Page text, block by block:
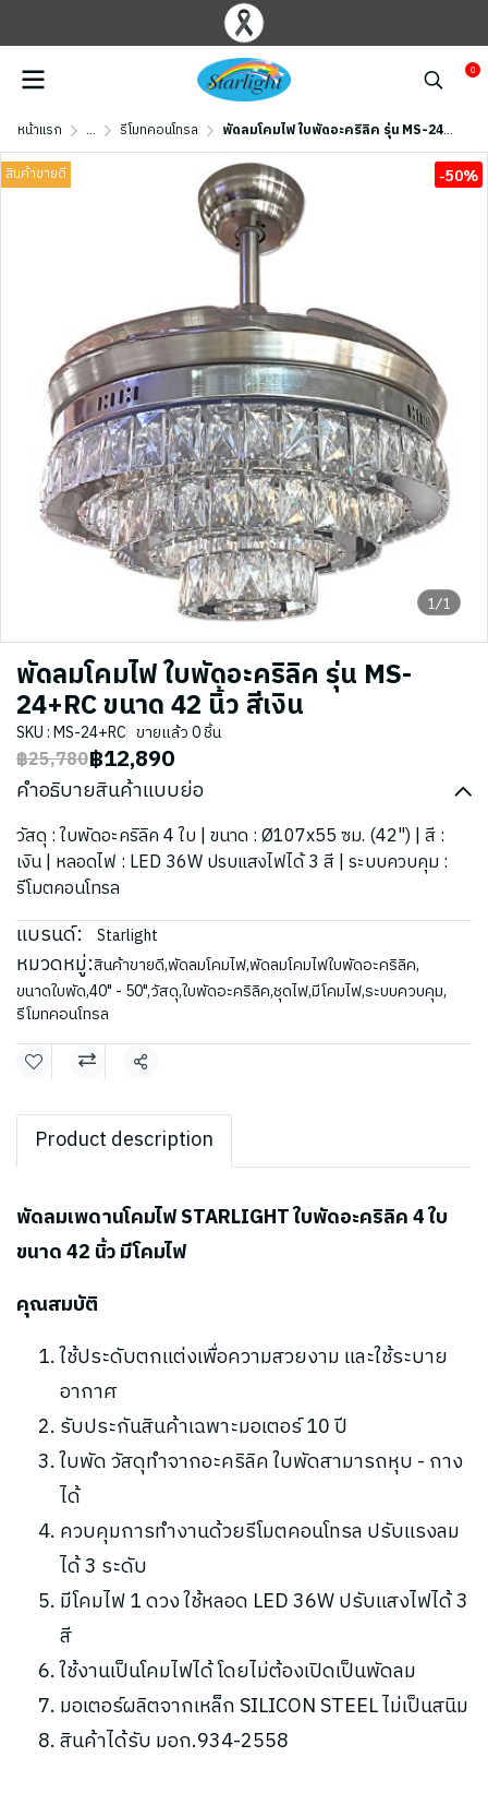
0
หน้าแรก ... รีโมทคอนโทรล พัดลมโคมไฟ ใบพัดอะคริลิค รุ่น MS-24+RC ขนาด 42 นิ้ว สีเงิน
1/1
สินค้าขายดี -50%
พัดลมโคมไฟ ใบพัดอะคริลิค รุ่น MS-
24+RC ขนาด 42 นิ้ว สีเงิน
SKU : MS-24+RC ขายแล้ว 0 ชิ้น
฿25,780฿12,890
คำอธิบายสินค้าแบบย่อ
วัสดุ : ใบพัดอะคริลิค 4 ใบ | ขนาด : Ø107x55 ซม. (42") | สี :
เงิน | หลอดไฟ : LED 36W ปรบแสงไฟได้ 3 สี | ระบบควบคุม :
รีโมตคอนโทรล
แบรนด์: Starlight
หมวดหมู่:สินค้าขายดี,พัดลมโคมไฟ,พัดลมโคมไฟใบพัดอะคริลิค,
ขนาดใบพัด,40" - 50",วัสดุ,ใบพัดอะคริลิค,ชุดไฟ,มีโคมไฟ,ระบบควบคุม,
รีโมทคอนโทรล
แชร์
Product description
พัดลมเพดานโคมไฟ STARLIGHT ใบพัดอะคริลิค 4 ใบ
ขนาด 42 นิ้ว มีโคมไฟ
คุณสมบัติ
ใช้ประดับตกแต่งเพื่อความสวยงาม และใช้ระบาย
อากาศ
รับประกันสินค้าเฉพาะมอเตอร์ 10 ปี
ใบพัด วัสดุทำจากอะคริลิค ใบพัดสามารถหุบ - กาง
ได้
ควบคุมการทำงานด้วยรีโมตคอนโทรล ปรับแรงลม
ได้ 3 ระดับ
มีโคมไฟ 1 ดวง ใช้หลอด LED 36W ปรับแสงไฟได้ 3
สี
ใช้งานเป็นโคมไฟได้ โดยไม่ต้องเปิดเป็นพัดลม
มอเตอร์ผลิตจากเหล็ก SILICON STEEL ไม่เป็นสนิม
สินค้าได้รับ มอก.934-2558